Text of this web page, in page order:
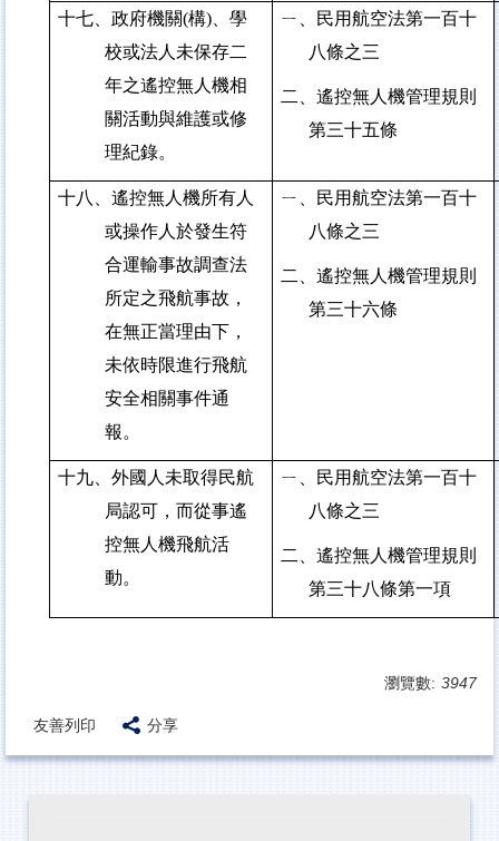
十七、政府機關(構)、學
校或法人未保存二
年之遙控無人機相
關活動與維護或修
理紀錄。
ㄧ、民用航空法第一百十
八條之三
二、遙控無人機管理規則
第三十五條
十八、遙控無人機所有人
或操作人於發生符
合運輸事故調查法
所定之飛航事故，
在無正當理由下，
未依時限進行飛航
安全相關事件通
報。
ㄧ、民用航空法第一百十
八條之三
二、遙控無人機管理規則
第三十六條
十九、外國人未取得民航
局認可，而從事遙
控無人機飛航活
動。
ㄧ、民用航空法第一百十
八條之三
二、遙控無人機管理規則
第三十八條第一項
瀏覽數: 3947
友善列印 分享